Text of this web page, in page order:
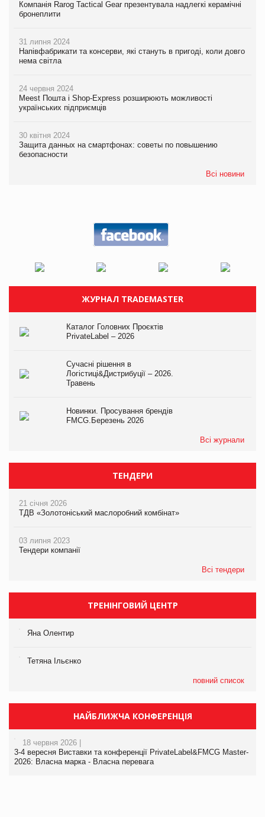
Компанія Rarog Tactical Gear презентувала надлегкі керамічні
бронеплити
31 липня 2024
Напівфабрикати та консерви, які стануть в пригоді, коли довго
нема світла
24 червня 2024
Meest Пошта і Shop-Express розширюють можливості
українських підприємців
30 квітня 2024
Защита данных на смартфонах: советы по повышению
безопасности
Всі новини
ЖУРНАЛ TRADEMASTER
Каталог Головних Проєктів
PrivateLabel – 2026
Сучасні рішення в
Логістиці&Дистрибуції – 2026.
Травень
Новинки. Просування брендів
FMCG.Березень 2026
Всі журнали
ТЕНДЕРИ
21 січня 2026
ТДВ «Золотоніський маслоробний комбінат»
03 липня 2023
Тендери компанії
Всі тендери
ТРЕНІНГОВИЙ ЦЕНТР
Яна Олентир
Тетяна Ільєнко
повний список
НАЙБЛИЖЧА КОНФЕРЕНЦІЯ
18 червня 2026 |
3-4 вересня Виставки та конференції PrivateLabel&FMCG Master-
2026: Власна марка - Власна перевага